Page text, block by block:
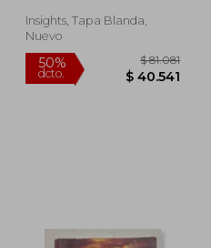
Planner School, Harry
Potter Gift, Harry
Unda (en Inglés)
Insights, Tapa Blanda,
Nuevo